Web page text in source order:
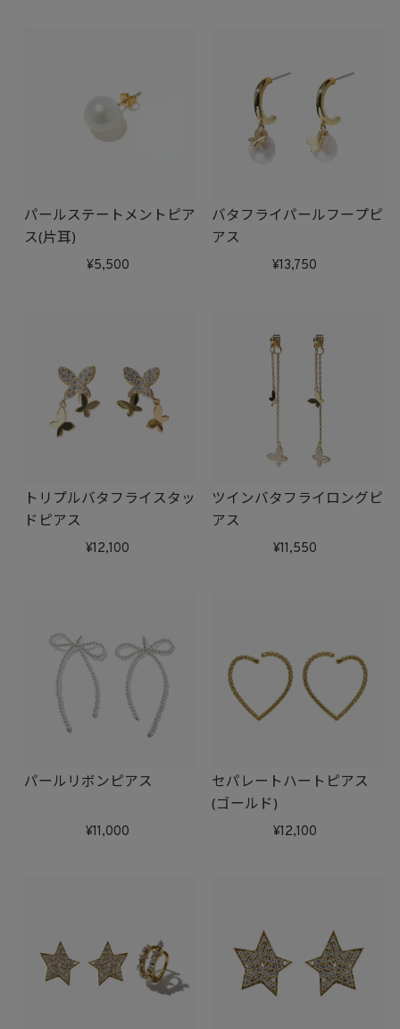
パールステートメントピア
ス(片耳)
5,500
バタフライパールフープピ
アス
13,750
トリプルバタフライスタッ
ドピアス
12,100
ツインバタフライロングピ
アス
11,550
パールリボンピアス
11,000
セパレートハートピアス
(ゴールド)
12,100